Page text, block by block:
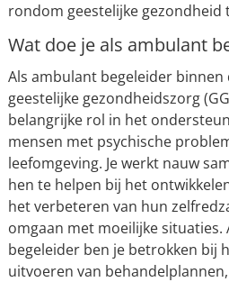
rondom geestelijke gezondheid
Wat doe je als ambulant
Als ambulant begeleider
geestelijke gezondheidszorg
belangrijke rol in het
mensen met psychische
leefomgeving. Je werkt nauw
hen te helpen bij het
het verbeteren van hun
omgaan met moeilijke situaties.
begeleider ben je betrokken bij
uitvoeren van